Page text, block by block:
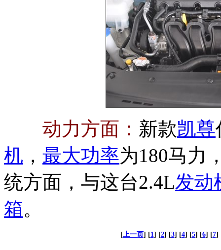
动力方面： 新款凯尊
机 ， 最大功率为180马力
统方面，与这台2.4L发动
箱。
[上一页] [1] [2] [3] [4] [5] [6] [7]